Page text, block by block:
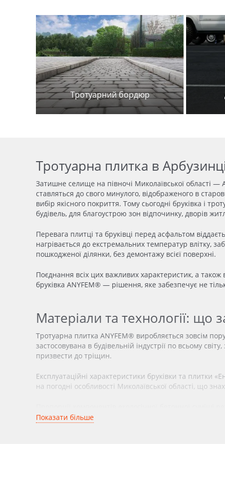
Тротуарний бордюр
Тротуарна плитка в
Затишне селище на півночі Миколаївської області —
ставляться до свого минулого, відображеного в
вибір якісного покриття. Тому сьогодні бруківка і
будівель, для благоустрою зон відпочинку, дворів
Перевага плитці та бруківці перед асфальтом
нагрівається до екстремальних температур влітку,
пошкодженої ділянки, без демонтажу всієї поверхні.
Поєднання всіх цих важливих характеристик, а
бруківка ANYFEM® — рішення, яке забезпечує не
Матеріали та технології: що
Тротуарна плитка ANYFEM® виробляється зовсім
застосовувана в будівельній індустрії по всьому
призвести до тріщин.
Експлуатаційні характеристики бруківки та плитки
на погодні особливості Миколаївської області, що
та бруківки входять модифікувальні добавки, що
— вводяться на етапі замісу
Показати більше